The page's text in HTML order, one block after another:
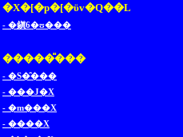
�X�[�p�[�ϋv�Q��L
- �鎭6�ʊ���
�����̎���
- �S�̑���
- ���J�X
- �m���X
- ����X